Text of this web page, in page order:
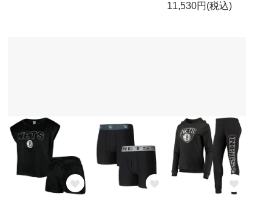
11,530円(税込)